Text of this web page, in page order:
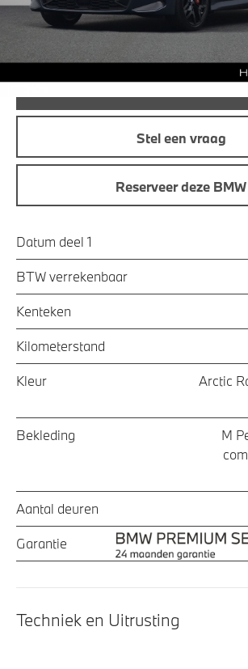
Stel een vraag
Reserveer deze BMW
Datum deel 1
BTW verrekenbaar
Kenteken
Kilometerstand
Kleur
Arctic
Bekleding
M
Aantal deuren
Garantie
Techniek en Uitrusting